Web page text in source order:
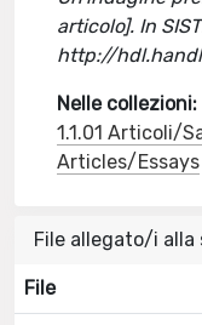
articolo]. In
http://
Nelle collezioni:
1.1.01 Articoli/
Articles/Essays
File allegato/i alla
File